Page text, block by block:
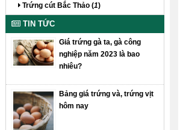
Trứng cút Bắc Thảo (1)
TIN TỨC
Giá trứng gà ta, gà công
nghiệp năm 2023 là bao
nhiêu?
Bảng giá trứng và, trứng vịt
hôm nay